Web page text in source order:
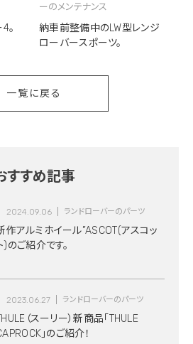
。
ーのメンテナンス
納車前整備中のLW型レンジ
ローバースポーツ。
一覧に戻る
すすめ記事
2024.09.06 ランドローバーのパーツ
作アルミホイール”ASCOT(アスコッ
)のご紹介です。
2023.06.27 ランドローバーのパーツ
（スーリー）新商品「THULE
」のご紹介！